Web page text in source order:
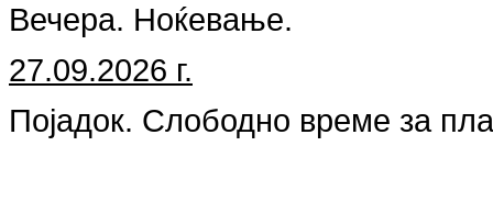
Вечера. Ноќевање.
27.09.2026 г.
Појадок. Слободно време за